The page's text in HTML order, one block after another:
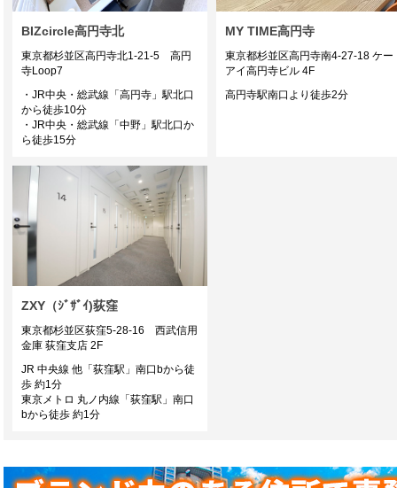
BIZcircle高円寺北
東京都杉並区高円寺北1-21-5 高円
寺Loop7
・JR中央・総武線「高円寺」駅北口
から徒歩10分
・JR中央・総武線「中野」駅北口か
ら徒歩15分
MY TIME高円寺
東京都杉並区高円寺南4-27-18 ケー
アイ高円寺ビル 4F
高円寺駅南口より徒歩2分
ZXY（ｼﾞｻﾞｲ)荻窪
東京都杉並区荻窪5-28-16 西武信用
金庫 荻窪支店 2F
JR 中央線 他「荻窪駅」南口bから徒
歩 約1分
東京メトロ 丸ノ内線「荻窪駅」南口
bから徒歩 約1分